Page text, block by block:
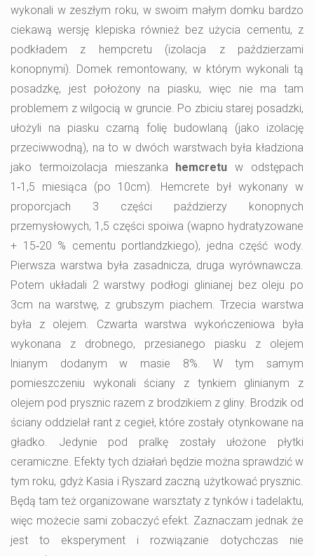
wykonali w zeszłym roku, w swoim małym domku bardzo
ciekawą wersję klepiska również bez użycia cementu, z
podkładem z hempcretu (izolacja z paździerzami
konopnymi). Domek remontowany, w którym wykonali tą
posadzkę, jest położony na piasku, więc nie ma tam
problemem z wilgocią w gruncie. Po zbiciu starej posadzki,
ułożyli na piasku czarną folię budowlaną (jako izolację
przeciwwodną), na to w dwóch warstwach była kładziona
jako termoizolacja mieszanka hemcretu w odstępach
1‑1,5 miesiąca (po 10cm). Hemcrete był wykonany w
proporcjach 3 części paździerzy konopnych
przemysłowych, 1,5 części spoiwa (wapno hydratyzowane
+ 15‑20 % cementu portlandzkiego), jedna część wody.
Pierwsza warstwa była zasadnicza, druga wyrównawcza.
Potem układali 2 warstwy podłogi glinianej bez oleju po
3cm na warstwę, z grubszym piachem. Trzecia warstwa
była z olejem. Czwarta warstwa wykończeniowa była
wykonana z drobnego, przesianego piasku z olejem
lnianym dodanym w masie 8%. W tym samym
pomieszczeniu wykonali ściany z tynkiem glinianym z
olejem pod prysznic razem z brodzikiem z gliny. Brodzik od
ściany oddzielał rant z cegieł, które zostały otynkowane na
gładko. Jedynie pod pralkę zostały ułożone płytki
ceramiczne. Efekty tych działań będzie można sprawdzić w
tym roku, gdyż Kasia i Ryszard zaczną użytkować prysznic.
Będą tam też organizowane warsztaty z tynków i tadelaktu,
więc możecie sami zobaczyć efekt. Zaznaczam jednak że
jest to eksperyment i rozwiązanie dotychczas nie